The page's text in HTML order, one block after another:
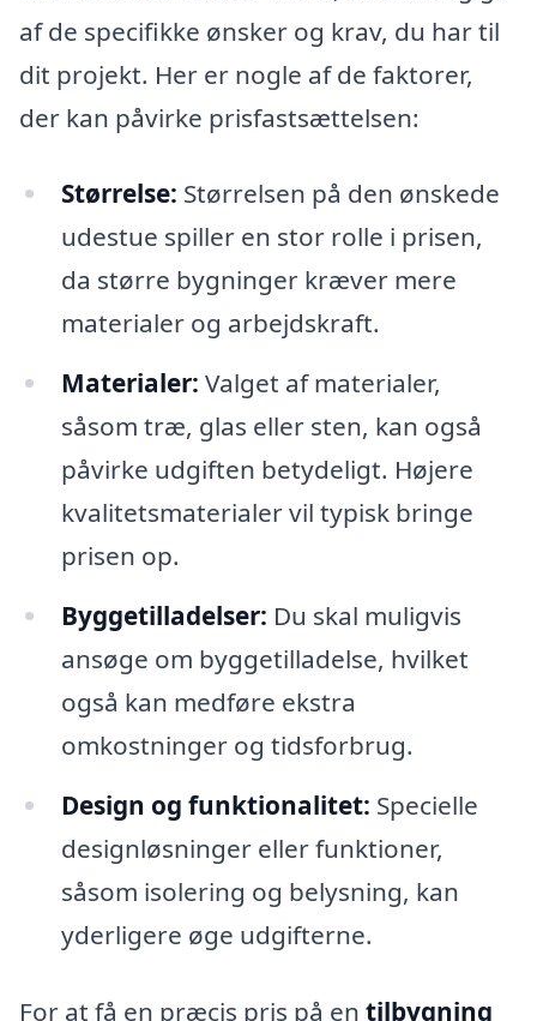
af de specifikke ønsker og krav, du har til
dit projekt. Her er nogle af de faktorer,
der kan påvirke prisfastsættelsen:
Størrelse: Størrelsen på den ønskede
udestue spiller en stor rolle i prisen,
da større bygninger kræver mere
materialer og arbejdskraft.
Materialer: Valget af materialer,
såsom træ, glas eller sten, kan også
påvirke udgiften betydeligt. Højere
kvalitetsmaterialer vil typisk bringe
prisen op.
Byggetilladelser: Du skal muligvis
ansøge om byggetilladelse, hvilket
også kan medføre ekstra
omkostninger og tidsforbrug.
Design og funktionalitet: Specielle
designløsninger eller funktioner,
såsom isolering og belysning, kan
yderligere øge udgifterne.
For at få en præcis pris på en tilbygning